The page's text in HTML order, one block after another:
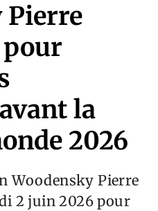
Pierre
la
2026
Woodensky Pierre
2 juin 2026 pour